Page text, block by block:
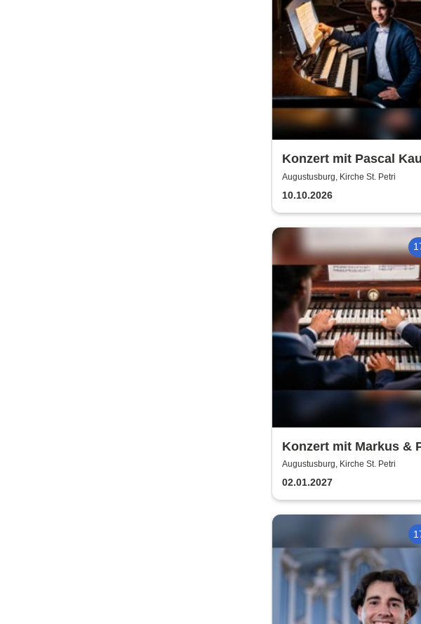
Konzert mit Pascal
- Herbstgold
Augustusburg, Kirche St. Petri
10.10.2026
Konzert mit Markus &
Kaufmann - Aus der
Welt
Augustusburg, Kirche St. Petri
02.01.2027